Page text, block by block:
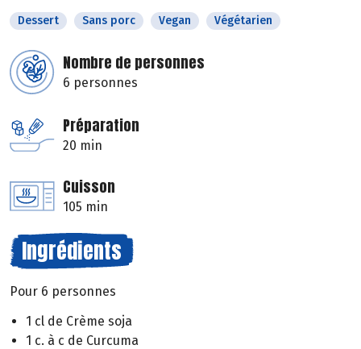
Dessert Sans porc Vegan Végétarien
Nombre de personnes
6 personnes
Préparation
20 min
Cuisson
105 min
Ingrédients
Pour 6 personnes
1 cl de Crème soja
1 c. à c de Curcuma